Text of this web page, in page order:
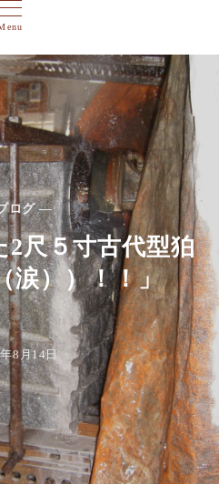
ログ —
2尺５寸古代型狛
涙））！！」
8月14日